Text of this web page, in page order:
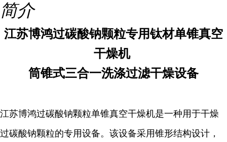
简介
江苏博鸿过碳酸钠颗粒专用钛材单锥真空
干燥机
筒锥式三合一洗涤过滤干燥设备
江苏博鸿过碳酸钠颗粒单锥真空干燥机是一种用于干燥
过碳酸钠颗粒的专用设备。该设备采用锥形结构设计，